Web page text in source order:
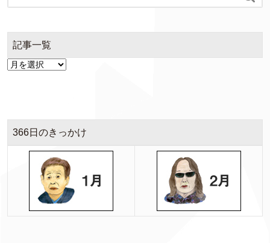
記事一覧
366日のきっかけ